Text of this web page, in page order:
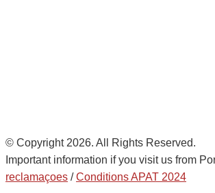
© Copyright 2026. All Rights Reserved.
Important information if you visit us from
reclamaçoes /Conditions APAT 2024